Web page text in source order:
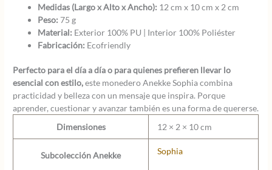
Medidas (Largo x Alto x Ancho): 12 cm x 10 cm x 2 cm
Peso: 75 g
Material: Exterior 100% PU | Interior 100% Poliéster
Fabricación: Ecofriendly
Perfecto para el día a día o para quienes prefieren llevar lo
esencial con estilo,este monedero Anekke Sophia combina
practicidad y belleza con un mensaje que inspira. Porque
aprender, cuestionar y avanzar también es una forma de quererse.
Dimensiones
12 × 2 × 10 cm
Subcolección Anekke Sophia